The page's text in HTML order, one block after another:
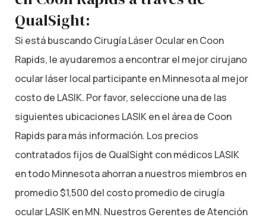
QualSight:
Si está buscando Cirugía Láser Ocular en Coon
Rapids, le ayudaremos a encontrar el mejor cirujano
ocular láser local participante en Minnesota al mejor
costo de LASIK. Por favor, seleccione una de las
siguientes ubicaciones LASIK en el área de Coon
Rapids para más información. Los precios
contratados fijos de QualSight con médicos LASIK
en todo Minnesota ahorran a nuestros miembros en
promedio $1,500 del costo promedio de cirugía
ocular LASIK en MN. Nuestros Gerentes de Atención